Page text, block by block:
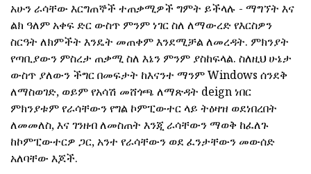
አሁን ራሳቸው እርግጠኞች ተጠቃሚዎች ግምት ይችላሉ - ማግኘት እና
ልክ ዓለም አቀፍ ድር ውስጥ ምንም ነገር ስለ ለማውረድ የእርስዎን
ስርዓት ለክምችት እንዴት መጠቀም እንደሚቻል ለመረዳት. ምክንያት
የጣቢያውን ምስረታ ጠቃሚ ስለ እኔን ምንም ያስከፍላል. ስለዚህ ሁኔታ
ውስጥ ያለውን ችግር በመፍታት ከእናንተ ማንም Windows ሰንደቅ
ለማስወገድ, ወይም የአሳሽ መሸጎጫ ለማጽዳት deign ነበር
ምክንያቱም የራሳቸውን የግል ኮምፒውተር ላይ ትዕዛዝ ወደነበረበት
ለመመለስ, እና ገንዘብ ለመስጠት እንጂ ራሳቸውን ማወቅ ከፈለጉ
ከኮምፒውተርዎ ጋር, አንተ የራሳቸውን ወደ ፈንታቸውን መውሰድ
አለባቸው እጆች.